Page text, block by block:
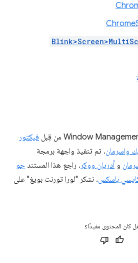
فيكتور
واسرمان. تم تنفيذ واجهة برمجة
و أدريان ووكر . راجع هذا المستند جو
باسكس. نشكر "لورا تورنت بويغ" على
كان المحتوى مفيدًا؟